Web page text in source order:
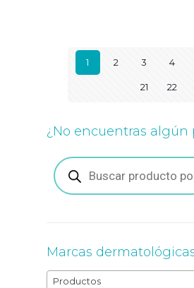
1 2 3 4
21 22
¿No encuentras algún
Búsqueda
de
productos
Marcas
Productos